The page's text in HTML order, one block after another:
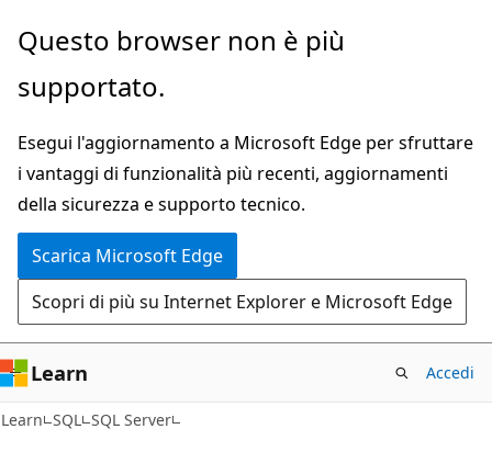
Ignora
passa
contenuto
principale
Questo browser non è più
supportato.
Esegui l'aggiornamento a Microsoft Edge per sfruttare
i vantaggi di funzionalità più recenti, aggiornamenti
della sicurezza e supporto tecnico.
Scarica Microsoft Edge
Scopri di più su Internet Explorer e Microsoft Edge
Learn Accedi
Learn SQL SQL Server